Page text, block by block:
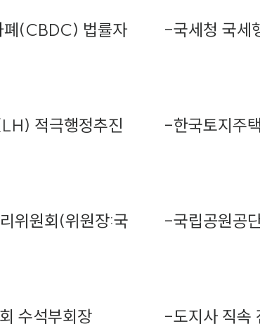
폐(CBDC) 법률자
-국세청 국세
적극행정추진
-한국토지주
위원회(위원장:국
-국립공원공
수석부회장 -도지사 직속